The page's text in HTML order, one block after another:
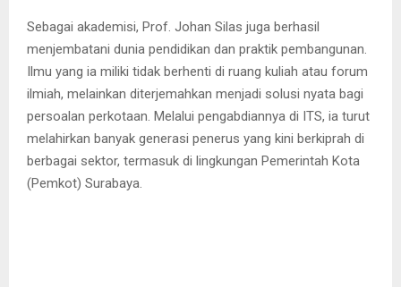
Sebagai akademisi, Prof. Johan Silas juga berhasil
menjembatani dunia pendidikan dan praktik pembangunan.
Ilmu yang ia miliki tidak berhenti di ruang kuliah atau forum
ilmiah, melainkan diterjemahkan menjadi solusi nyata bagi
persoalan perkotaan. Melalui pengabdiannya di ITS, ia turut
melahirkan banyak generasi penerus yang kini berkiprah di
berbagai sektor, termasuk di lingkungan Pemerintah Kota
(Pemkot) Surabaya.